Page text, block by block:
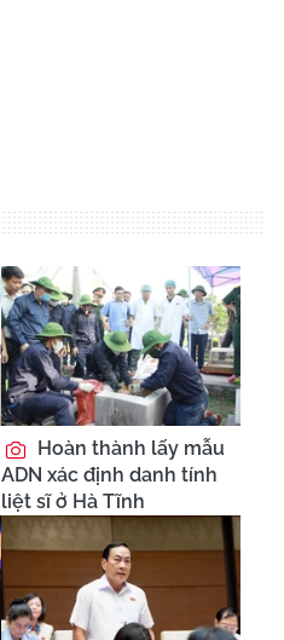
Hoàn thành lấy mẫu
ADN xác định danh tính
liệt sĩ ở Hà Tĩnh